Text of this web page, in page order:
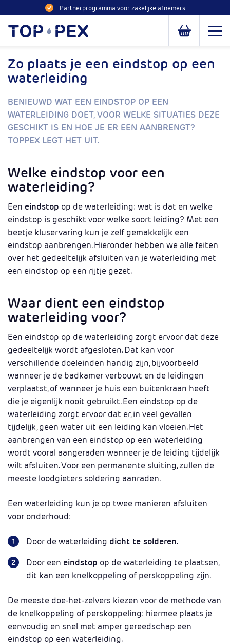
Naar inhoud Partnerprogramma voor zakelijke afnemers
Toppex
Open of
Zo plaats je een eindstop op een
waterleiding
BENIEUWD WAT EEN EINDSTOP OP EEN
WATERLEIDING DOET, VOOR WELKE SITUATIES DEZE
GESCHIKT IS EN HOE JE ER EEN AANBRENGT?
TOPPEX LEGT HET UIT.
Welke eindstop voor een
waterleiding?
Een eindstop op de waterleiding: wat is dat en welke
eindstop is geschikt voor welke soort leiding? Met een
beetje kluservaring kun je zelf gemakkelijk een
eindstop aanbrengen. Hieronder hebben we alle feiten
over het gedeeltelijk afsluiten van je waterleiding met
een eindstop op een rijtje gezet.
Waar dient een eindstop
waterleiding voor?
Een eindstop op de waterleiding zorgt ervoor dat deze
gedeeltelijk wordt afgesloten. Dat kan voor
verschillende doeleinden handig zijn, bijvoorbeeld
wanneer je de badkamer verbouwt en de leidingen
verplaatst, of wanneer je huis een buitenkraan heeft
die je eigenlijk nooit gebruikt. Een eindstop op de
waterleiding zorgt ervoor dat er, in veel gevallen
tijdelijk, geen water uit een leiding kan vloeien. Het
aanbrengen van een eindstop op een waterleiding
wordt vooral aangeraden wanneer je de leiding tijdelijk
wilt afsluiten. Voor een permanente sluiting, zullen de
meeste loodgieters soldering aanraden.
Een waterleiding kun je op twee manieren afsluiten
voor onderhoud:
Door de waterleiding dicht te solderen.
Door een eindstop op de waterleiding te plaatsen,
dit kan een knelkoppeling of perskoppeling zijn.
De meeste doe-het-zelvers kiezen voor de methode van
de knelkoppeling of perskoppeling: hiermee plaats je
eenvoudig en snel met amper gereedschap een
eindstop op een waterleiding.